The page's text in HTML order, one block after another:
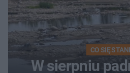
CO SIĘ
W sierpniu